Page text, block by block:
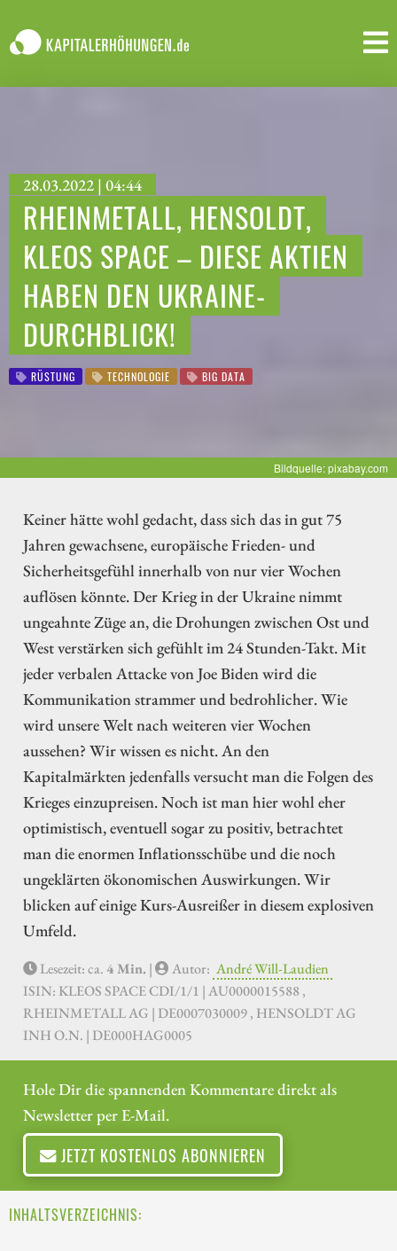
28.03.2022 | 04:44
RHEINMETALL, HENSOLDT,
KLEOS SPACE – DIESE AKTIEN
HABEN DEN UKRAINE-
DURCHBLICK!
RÜSTUNG TECHNOLOGIE BIG DATA
Bildquelle: pixabay.com
Keiner hätte wohl gedacht, dass sich das in gut 75
Jahren gewachsene, europäische Frieden- und
Sicherheitsgefühl innerhalb von nur vier Wochen
auflösen könnte. Der Krieg in der Ukraine nimmt
ungeahnte Züge an, die Drohungen zwischen Ost und
West verstärken sich gefühlt im 24 Stunden-Takt. Mit
jeder verbalen Attacke von Joe Biden wird die
Kommunikation strammer und bedrohlicher. Wie
wird unsere Welt nach weiteren vier Wochen
aussehen? Wir wissen es nicht. An den
Kapitalmärkten jedenfalls versucht man die Folgen des
Krieges einzupreisen. Noch ist man hier wohl eher
optimistisch, eventuell sogar zu positiv, betrachtet
man die enormen Inflationsschübe und die noch
ungeklärten ökonomischen Auswirkungen. Wir
blicken auf einige Kurs-Ausreißer in diesem explosiven
Umfeld.
Lesezeit: ca.4 Min. | Autor: André Will-Laudien
ISIN: KLEOS SPACE CDI/1/1 | AU0000015588 ,
RHEINMETALL AG | DE0007030009 , HENSOLDT AG
INH O.N. | DE000HAG0005
Hole Dir die spannenden Kommentare direkt als
Newsletter per E-Mail.
JETZT KOSTENLOS ABONNIEREN
INHALTSVERZEICHNIS: